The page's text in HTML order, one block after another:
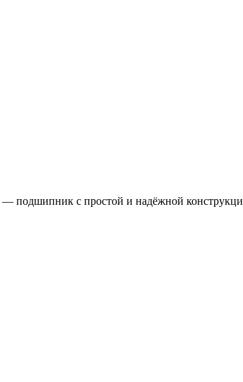
— подшипник с простой и надёжной